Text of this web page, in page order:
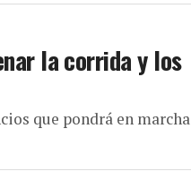
la corrida y los
que pondrá en marcha